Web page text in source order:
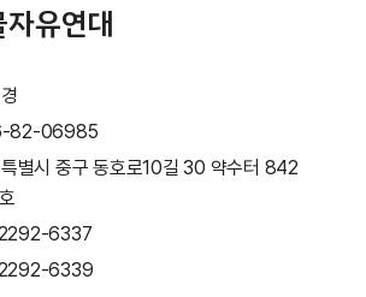
유연대
82-06985
별시 중구 동호로10길 30 약수터 842
6337
6339